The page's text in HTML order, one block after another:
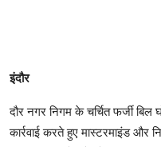
इंदौर
दौर नगर निगम के चर्चित फर्जी
कार्रवाई करते हुए मास्टरमाइंड और